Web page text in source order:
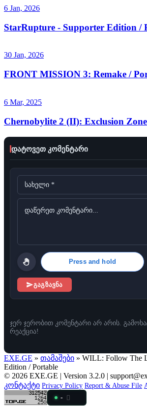
6 Jan, 2026
StarRupture - Supporter Edition /
30 Jan, 2026
FRONT MISSION 3: Remake /
6 Mar, 2025
Chernobylite 2 (II): Exclusion
დატოვეთ კომენტარი
Press and hold
გაგზავნა
ჯერ ჯერობით კომენტარი არ არის.
რეაქცია!
EXE.GE » თამაშები » WILL: Follow The
Edition / Portable
© 2026 EXE.GE | Version 3.2.0 |
კონტაქტი Privacy Policy Report & Abuse File
-